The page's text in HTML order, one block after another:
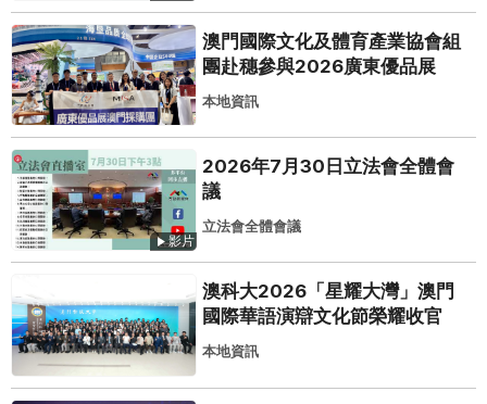
澳門國際文化及體育產業協會組
團赴穗參與2026廣東優品展
本地資訊
影片
2026年7月30日立法會全體會
議
立法會全體會議
澳科大2026「星耀大灣」澳門
國際華語演辯文化節榮耀收官
本地資訊